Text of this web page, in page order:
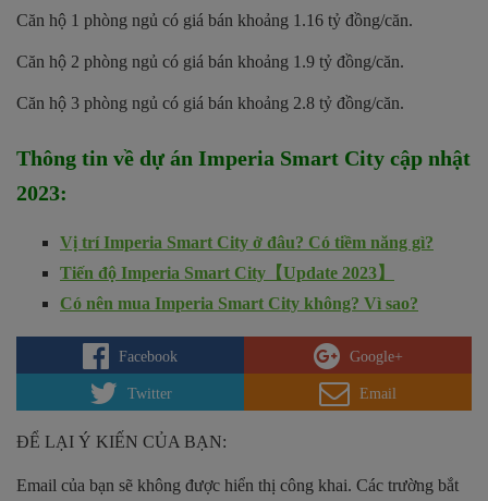
Căn hộ 1 phòng ngủ có giá bán khoảng 1.16 tỷ đồng/căn.
Căn hộ 2 phòng ngủ có giá bán khoảng 1.9 tỷ đồng/căn.
Căn hộ 3 phòng ngủ có giá bán khoảng 2.8 tỷ đồng/căn.
Thông tin về dự án Imperia Smart City cập nhật
2023:
Vị trí Imperia Smart City ở đâu? Có tiềm năng gì?
Tiến độ Imperia Smart City【Update 2023】
Có nên mua Imperia Smart City không? Vì sao?
Facebook Google+
Twitter Email
ĐỂ LẠI Ý KIẾN CỦA BẠN:
Email của bạn sẽ không được hiển thị công khai. Các trường bắt